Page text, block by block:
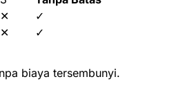
✕
✓
✕
✓
biaya tersembunyi.